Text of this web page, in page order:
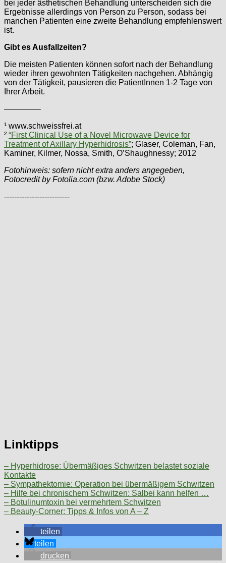
bei jeder ästhetischen Behandlung unterscheiden sich die
Ergebnisse allerdings von Person zu Person, sodass bei
manchen Patienten eine zweite Behandlung empfehlenswert
ist.
Gibt es Ausfallzeiten?
Die meisten Patienten können sofort nach der Behandlung
wieder ihren gewohnten Tätigkeiten nachgehen. Abhängig
von der Tätigkeit, pausieren die PatientInnen 1-2 Tage von
Ihrer Arbeit.
————–
¹ www.schweissfrei.at
² “First Clinical Use of a Novel Microwave Device for
Treatment of Axillary Hyperhidrosis”; Glaser, Coleman, Fan,
Kaminer, Kilmer, Nossa, Smith, O’Shaughnessy; 2012
Fotohinweis: sofern nicht extra anders angegeben,
Fotocredit by Fotolia.com (bzw. Adobe Stock)
--------------------------
Linktipps
– Hyperhidrose: Übermäßiges Schwitzen belastet soziale
Kontakte
– Sympathektomie: Operation bei übermäßigem Schwitzen
– Hilfe bei chronischem Schwitzen: Salbei kann helfen …
– Botulinumtoxin bei vermehrtem Schwitzen
– Beauty-Corner: Tipps & Infos von A – Z
teilen
teilen
drucken